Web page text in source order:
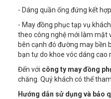
- Dáng quần ống đứng kết
- May đồng phục tạp vụ
theo công nghệ mới làm mặt
bên cạnh đó đường may bền
bạn tự do khoe vóc dáng cao
Đến với công ty may đồng
chăng. Quý khách có thể
Hướng dẫn sử dụng và bảo